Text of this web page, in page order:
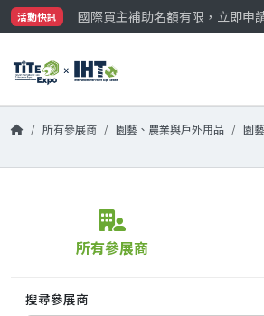
活動快訊
國際買主補助名額有限，立即申
參觀門票開放申請中‼️
國際買主補助名額有限，立即申請
所有參展商 園藝、農業與戶外用品 園
所有參展商
搜尋參展商